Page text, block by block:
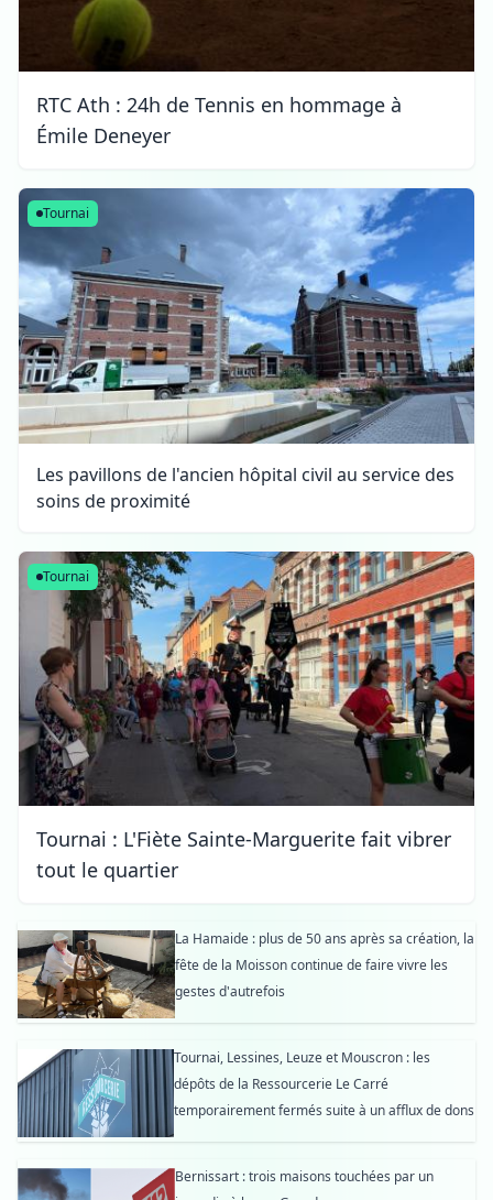
RTC Ath : 24h de Tennis en hommage à
Émile Deneyer
Tournai
Les pavillons de l'ancien hôpital civil au service des
soins de proximité
Tournai
Tournai : L'Fiète Sainte-Marguerite fait vibrer
tout le quartier
La Hamaide : plus de 50 ans après sa création, la
fête de la Moisson continue de faire vivre les
gestes d'autrefois
Tournai, Lessines, Leuze et Mouscron : les
dépôts de la Ressourcerie Le Carré
temporairement fermés suite à un afflux de dons
Bernissart : trois maisons touchées par un